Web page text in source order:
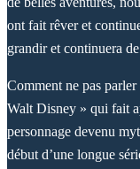
ont fait rêver et
grandir et continuera
Comment ne pas
Walt Disney » qui fait
personnage devenu
début d’une longue